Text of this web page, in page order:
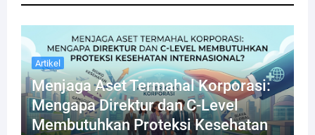
Artikel
Menjaga Aset Termahal Korporasi:
Mengapa Direktur dan C-Level
Membutuhkan Proteksi Kesehatan